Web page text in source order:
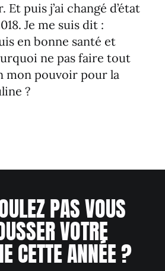
Et puis j’ai changé d’état
Je me suis dit :
en bonne santé et
ne pas faire tout
mon pouvoir pour la
?
PAS VOUS
VOTRE
CETTE ANNÉE ?